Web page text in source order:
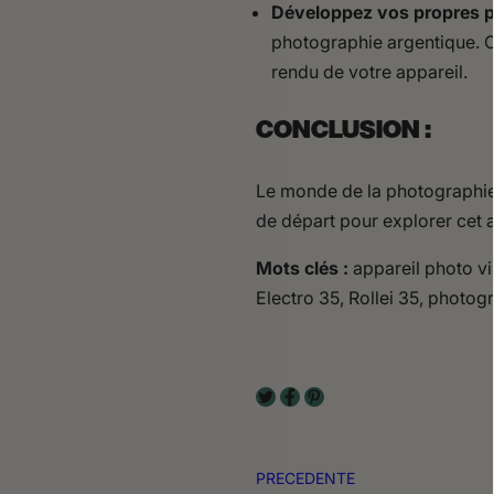
Développez vos propres
photographie argentique.
rendu de votre appareil.
CONCLUSION :
Le monde de la
de départ pour explorer cet
Mots clés : appareil photo
Electro 35, Rollei 35,
PRECEDENTE